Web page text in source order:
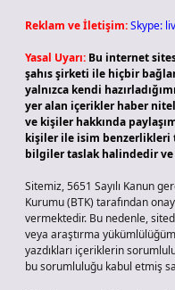
Reklam ve İletişim:Skype:
Yasal Uyarı: Bu internet
şahıs şirketi ile hiçbir
yalnızca kendi
yer alan içerikler haber
ve kişiler hakkında
kişiler ile isim benzerlikleri
bilgiler taslak halindedir
Sitemiz, 5651 Sayılı Kanun
Kurumu (BTK) tarafından
vermektedir. Bu nedenle,
veya araştırma
yazdıkları içeriklerin
bu sorumluluğu kabul etmiş